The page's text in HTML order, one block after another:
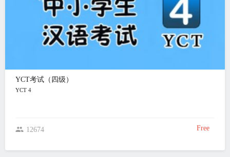
YCT考试（四级）
YCT 4
12674 Free